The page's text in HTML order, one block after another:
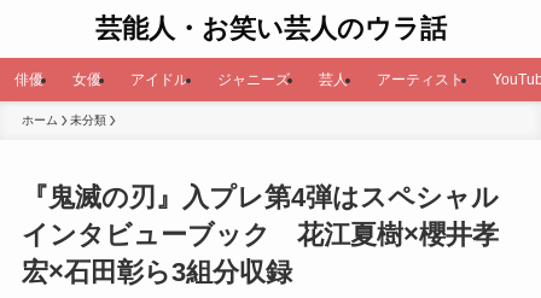
芸能人・お笑い芸人のウラ話
俳優 女優 アイドル ジャニーズ 芸人 アーティスト
ホーム 未分類
『鬼滅の刃』入プレ第4弾はスペシャル
インタビューブック 花江夏樹×櫻井孝
宏×石田彰ら3組分収録